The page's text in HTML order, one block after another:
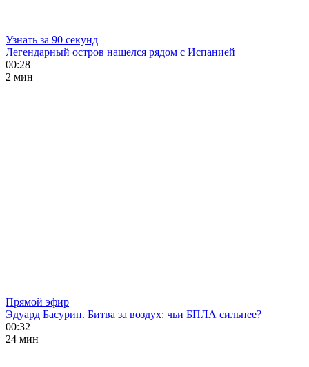
Узнать за 90 секунд
Легендарный остров нашелся рядом с Испанией
00:28
2 мин
Прямой эфир
Эдуард Басурин. Битва за воздух: чьи БПЛА сильнее?
00:32
24 мин